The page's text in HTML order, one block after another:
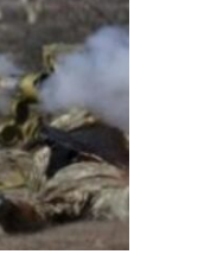
со спамом.
комментариев